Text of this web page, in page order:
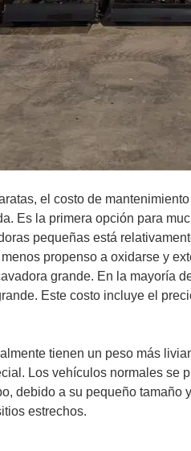
el costo de
Es la primera opción para
pequeñas está
propenso a oxidarse y
grande. En la mayoría
Este costo incluye el
tienen un peso más
Los vehículos normales se
debido a su pequeño
estrechos.